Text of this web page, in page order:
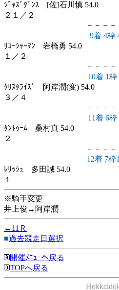
ｼﾞｬｽﾞﾀﾞﾝｽ [佐]石川慎 54.0
２１／２
－－－－
9着 4枠
ﾘｺｰｼｬｰﾏﾝ 岩橋勇 54.0
１／２
－－－－
10着 1枠
ｸﾘｽﾀﾗｲｽﾞ 阿岸潤(変) 54.0
３／４
－－－－
11着 6枠
ﾀﾝﾄｩｰﾑ 桑村真 54.0
２
－－－－
12着 7枠
ﾚﾘｯｼｭ 多田誠 54.0
１
※騎手変更
井上俊→阿岸潤
←11Ｒ
■過去競走日選択
開催ﾒﾆｭｰへ戻る
TOPへ戻る